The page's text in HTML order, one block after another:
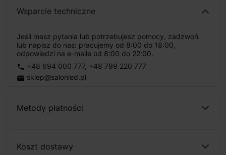
Wsparcie techniczne
Jeśli masz pytania lub potrzebujesz pomocy, zadzwoń
lub napisz do nas: pracujemy od 8:00 do 18:00,
odpowiedzi na e-maile od 8:00 do 22:00.
phone +48 694 000 777, +48 799 220 777
email sklep@salonled.pl
Metody płatności
Koszt dostawy